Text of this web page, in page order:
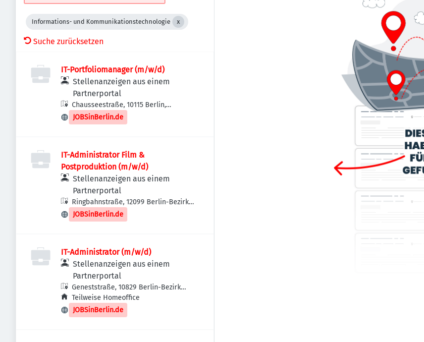
Informations- und Kommunikationstechnologie
Suche zurücksetzen
IT-Portfoliomanager (m/w/d)
Stellenanzeigen aus einem
Partnerportal
Chausseestraße, 10115 Berlin,
Deutschland
JOBSinBerlin.de
IT-Administrator Film &
Postproduktion (m/w/d)
Stellenanzeigen aus einem
Partnerportal
Ringbahnstraße, 12099 Berlin-Bezirk
Tempelhof-Schöneberg, Deutschland
JOBSinBerlin.de
IT-Administrator (m/w/d)
Stellenanzeigen aus einem
Partnerportal
Geneststraße, 10829 Berlin-Bezirk
Tempelhof-Schöneberg, Deutschland
Teilweise Homeoffice
JOBSinBerlin.de